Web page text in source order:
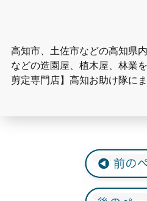
高知市、土佐市などの高知県
などの造園屋、植木屋、林業
剪定専門店】高知お助け隊に